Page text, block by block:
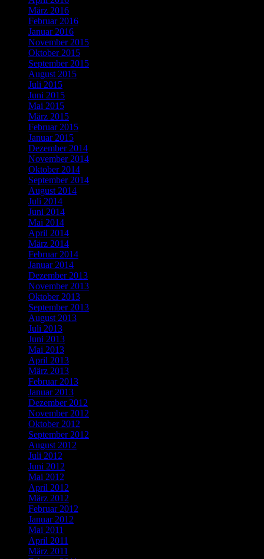
März 2016
Februar 2016
Januar 2016
November 2015
Oktober 2015
September 2015
August 2015
Juli 2015
Juni 2015
Mai 2015
März 2015
Februar 2015
Januar 2015
Dezember 2014
November 2014
Oktober 2014
September 2014
August 2014
Juli 2014
Juni 2014
Mai 2014
April 2014
März 2014
Februar 2014
Januar 2014
Dezember 2013
November 2013
Oktober 2013
September 2013
August 2013
Juli 2013
Juni 2013
Mai 2013
April 2013
März 2013
Februar 2013
Januar 2013
Dezember 2012
November 2012
Oktober 2012
September 2012
August 2012
Juli 2012
Juni 2012
Mai 2012
April 2012
März 2012
Februar 2012
Januar 2012
Mai 2011
April 2011
März 2011